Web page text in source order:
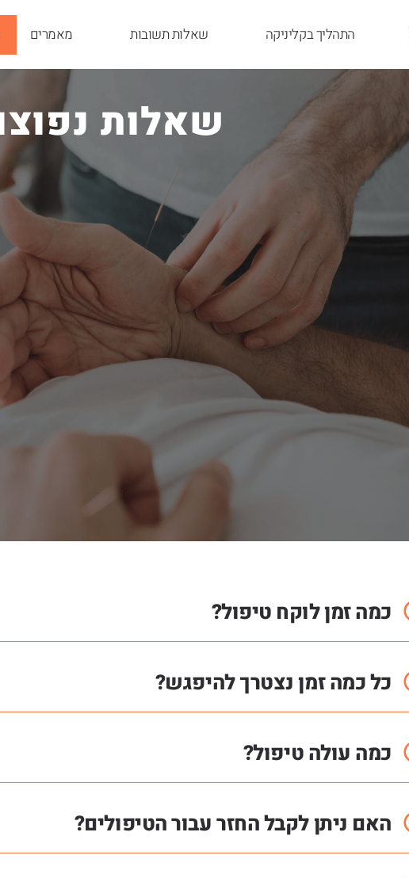
התהליך בקליניקה שאלות תשובות מאמרים
שאלות
כמה זמן לוקח טיפול?
כל כמה זמן נצטרך להיפגש?
כמה עולה טיפול?
האם ניתן לקבל החזר עבור הטיפולים?